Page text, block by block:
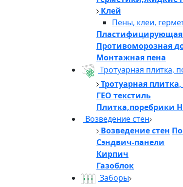
Клей
Пены, клеи,
Пластифицирующая
Противоморозная
Монтажная пена
Тротуарная плитка,
Тротуарная
ГЕО текстиль
Плитка,поребрики
Возведение стен
Возведение стен
Сэндвич-панели
Кирпич
Газоблок
Заборы